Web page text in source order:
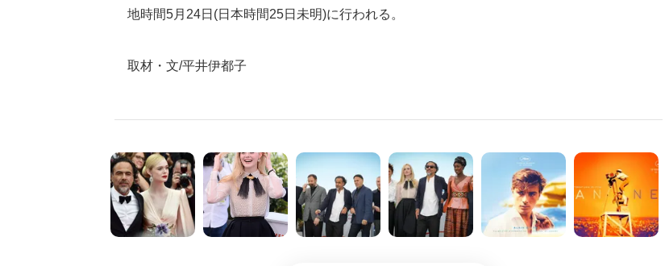
地時間5月24日(日本時間25日未明)に行われる。
取材・文/平井伊都子